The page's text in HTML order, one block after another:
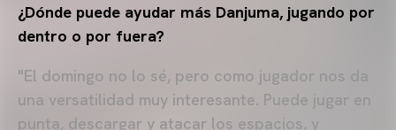
¿Dónde puede ayudar más Danjuma, jugando por
dentro o por fuera?
"El domingo no lo sé, pero como jugador nos da
una versatilidad muy interesante. Puede jugar en
punta, descargar y atacar los espacios, y